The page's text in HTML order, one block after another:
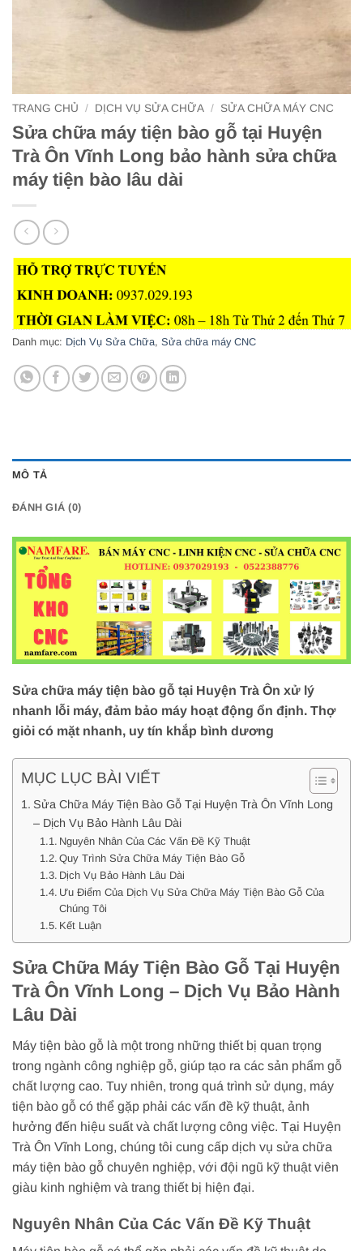
TRANG CHỦ / DỊCH VỤ SỬA CHỮA / SỬA CHỮA MÁY CNC
Sửa chữa máy tiện bào gỗ tại Huyện
Trà Ôn Vĩnh Long bảo hành sửa chữa
máy tiện bào lâu dài
Danh mục: Dịch Vụ Sửa Chữa, Sửa chữa máy CNC
MÔ TẢ
ĐÁNH GIÁ (0)
Sửa chữa máy tiện bào gỗ tại Huyện Trà Ôn xử lý
nhanh lỗi máy, đảm bảo máy hoạt động ổn định. Thợ
giỏi có mặt nhanh, uy tín khắp bình dương
MỤC LỤC BÀI VIẾT
Sửa Chữa Máy Tiện Bào Gỗ Tại Huyện Trà Ôn Vĩnh Long
– Dịch Vụ Bảo Hành Lâu Dài
Nguyên Nhân Của Các Vấn Đề Kỹ Thuật
Quy Trình Sửa Chữa Máy Tiện Bào Gỗ
Dịch Vụ Bảo Hành Lâu Dài
Ưu Điểm Của Dịch Vụ Sửa Chữa Máy Tiện Bào Gỗ Của
Chúng Tôi
Kết Luận
Sửa Chữa Máy Tiện Bào Gỗ Tại Huyện
Trà Ôn Vĩnh Long – Dịch Vụ Bảo Hành
Lâu Dài
Máy tiện bào gỗ là một trong những thiết bị quan trọng
trong ngành công nghiệp gỗ, giúp tạo ra các sản phẩm gỗ
chất lượng cao. Tuy nhiên, trong quá trình sử dụng, máy
tiện bào gỗ có thể gặp phải các vấn đề kỹ thuật, ảnh
hưởng đến hiệu suất và chất lượng công việc. Tại Huyện
Trà Ôn Vĩnh Long, chúng tôi cung cấp dịch vụ sửa chữa
máy tiện bào gỗ chuyên nghiệp, với đội ngũ kỹ thuật viên
giàu kinh nghiệm và trang thiết bị hiện đại.
Nguyên Nhân Của Các Vấn Đề Kỹ Thuật